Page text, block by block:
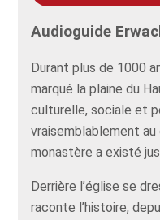
Audioguide
Durant plus de 1000
marqué la plaine du
culturelle, sociale et
vraisemblablement
monastère a existé
Derrière l’église se
raconte l’histoire,